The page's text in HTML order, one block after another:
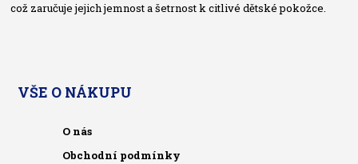
což zaručuje jejich jemnost a šetrnost k citlivé dětské pokožce.
VŠE O NÁKUPU
O nás
Obchodní podmínky